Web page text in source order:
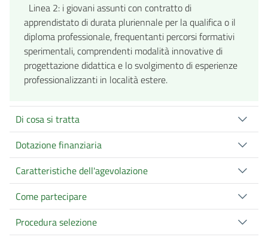
Linea 2: i giovani assunti con contratto di
apprendistato di durata pluriennale per la qualifica o il
diploma professionale, frequentanti percorsi formativi
sperimentali, comprendenti modalità innovative di
progettazione didattica e lo svolgimento di esperienze
professionalizzanti in località estere.
Di cosa si tratta
Dotazione finanziaria
Caratteristiche dell'agevolazione
Come partecipare
Procedura selezione